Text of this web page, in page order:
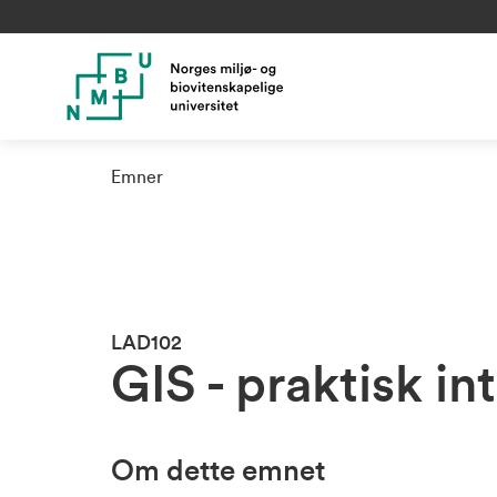
Emner
LAD102
GIS - praktisk
Om dette emnet